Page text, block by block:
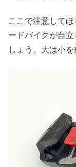
ここで注意して
ードバイクが自
しょう。大は小を